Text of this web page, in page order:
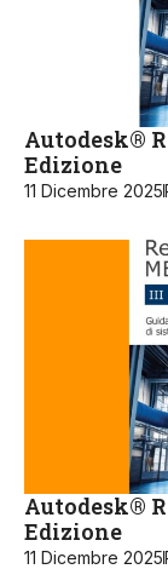
Autodesk®
Edizione
11 Dicembre 2025
Autodesk®
Edizione
11 Dicembre 2025